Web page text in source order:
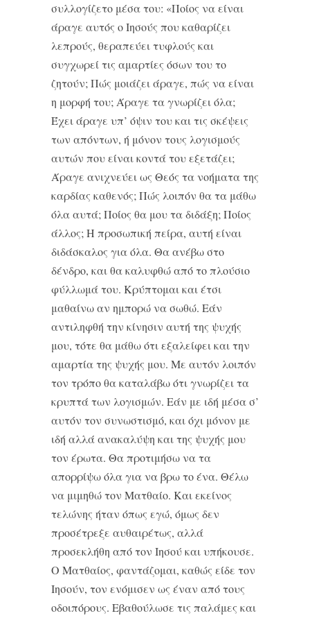
συλλογίζετο μέσα του: «Ποίος να είναι
άραγε αυτός ο Ιησούς που καθαρίζει
λεπρούς, θεραπεύει τυφλούς και
συγχωρεί τις αμαρτίες όσων του το
ζητούν; Πώς μοιάζει άραγε, πώς να είναι
η μορφή του; Άραγε τα γνωρίζει όλα;
Έχει άραγε υπ’ όψιν του και τις σκέψεις
των απόντων, ή μόνον τους λογισμούς
αυτών που είναι κοντά του εξετάζει;
Άραγε ανιχνεύει ως Θεός τα νοήματα της
καρδίας καθενός; Πώς λοιπόν θα τα μάθω
όλα αυτά; Ποίος θα μου τα διδάξη; Ποίος
άλλος; Η προσωπική πείρα, αυτή είναι
διδάσκαλος για όλα. Θα ανέβω στο
δένδρο, και θα καλυφθώ από το πλούσιο
φύλλωμά του. Κρύπτομαι και έτσι
μαθαίνω αν ημπορώ να σωθώ. Εάν
αντιληφθή την κίνησιν αυτή της ψυχής
μου, τότε θα μάθω ότι εξαλείφει και την
αμαρτία της ψυχής μου. Με αυτόν λοιπόν
τον τρόπο θα καταλάβω ότι γνωρίζει τα
κρυπτά των λογισμών. Εάν με ιδή μέσα σ’
αυτόν τον συνωστισμό, και όχι μόνον με
ιδή αλλά ανακαλύψη και της ψυχής μου
τον έρωτα. Θα προτιμήσω να τα
απορρίψω όλα για να βρω το ένα. Θέλω
να μιμηθώ τον Ματθαίο. Και εκείνος
τελώνης ήταν όπως εγώ, όμως δεν
προσέτρεξε αυθαιρέτως, αλλά
προσεκλήθη από τον Ιησού και υπήκουσε.
Ο Ματθαίος, φαντάζομαι, καθώς είδε τον
Ιησούν, τον ενόμισεν ως έναν από τους
οδοιπόρους. Εβαθούλωσε τις παλάμες και